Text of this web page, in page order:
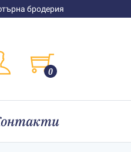
бродерия
0